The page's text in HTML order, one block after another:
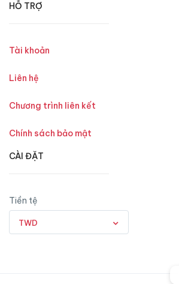
HỖ TRỢ
Tài khoản
Liên hệ
Chương trình liên kết
Chính sách bảo mật
CÀI ĐẶT
Tiền tệ
TWD